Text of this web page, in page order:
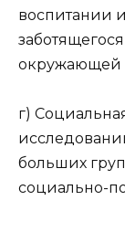
воспитании
окружающей
г)
больших
социально-